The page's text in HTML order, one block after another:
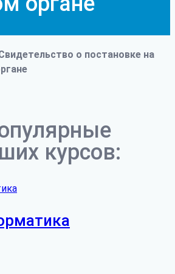
о постановке на
курсов: